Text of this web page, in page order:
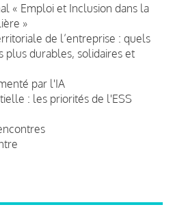
« Emploi et Inclusion dans la
»
de l’entreprise : quels
plus durables, solidaires et
par l'IA
: les priorités de l'ESS